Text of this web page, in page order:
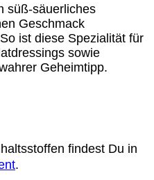
süß-säuerliches
Geschmack
ist diese Spezialität für
sowie
Geheimtipp.
findest Du in
.